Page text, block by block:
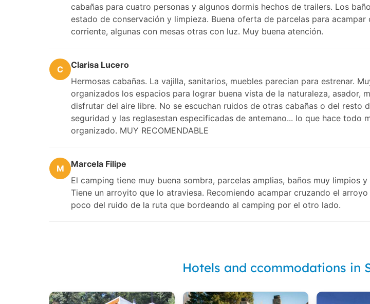
cabañas para cuatro personas y algunos dormis hechos de trailers. Los
estado de conservación y limpieza. Buena oferta de parcelas para acampar
corriente, algunas con mesas otras con luz. Muy buena atención.
C
Clarisa Lucero
Hermosas cabañas. La vajilla, sanitarios, muebles parecian para estrenar.
organizados los espacios para lograr buena vista de la naturaleza, asador,
disfrutar del aire libre. No se escuchan ruidos de otras cabañas o del resto
seguridad y las reglasestan especificadas de antemano... lo que hace todo
organizado. MUY RECOMENDABLE
M
Marcela Filipe
El camping tiene muy buena sombra, parcelas amplias, baños muy limpios
Tiene un arroyito que lo atraviesa. Recomiendo acampar cruzando el arroyo
poco del ruido de la ruta que bordeando al camping por el otro lado.
Hotels and ccommodations in